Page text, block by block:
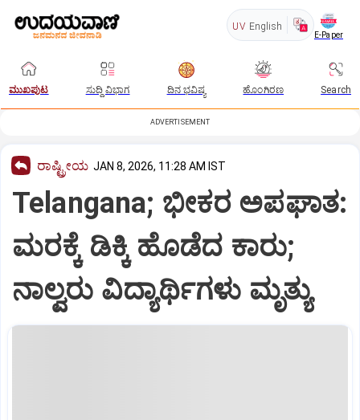
UV English
E-Paper
ಮುಖಪುಟ ಸುದ್ದಿ ವಿಭಾಗ ದಿನ ಭವಿಷ್ಯ ಹೊಂಗಿರಣ Search
ADVERTISEMENT
ರಾಷ್ಟ್ರೀಯ JAN 8, 2026, 11:28 AM IST
Telangana; ಭೀಕರ ಅಪಘಾತ:
ಮರಕ್ಕೆ ಡಿಕ್ಕಿ ಹೊಡೆದ ಕಾರು;
ನಾಲ್ವರು ವಿದ್ಯಾರ್ಥಿಗಳು ಮೃತ್ಯು